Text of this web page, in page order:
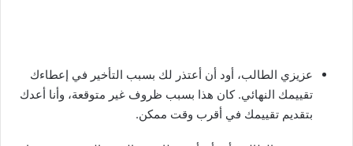
عزيزي الطالب، أود أن أعتذر لك بسبب التأخير في إعطاءك
تقييمك النهائي. كان هذا بسبب ظروف غير متوقعة، وأنا أعدك
بتقديم تقييمك في أقرب وقت ممكن.